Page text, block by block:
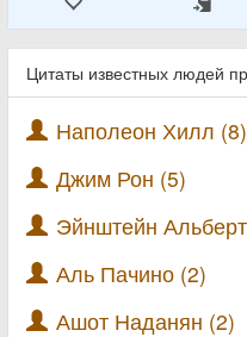
Цитаты известных людей
Наполеон Хилл (8)
Джим Рон (5)
Эйнштейн
Аль Пачино (2)
Ашот Наданян (2)